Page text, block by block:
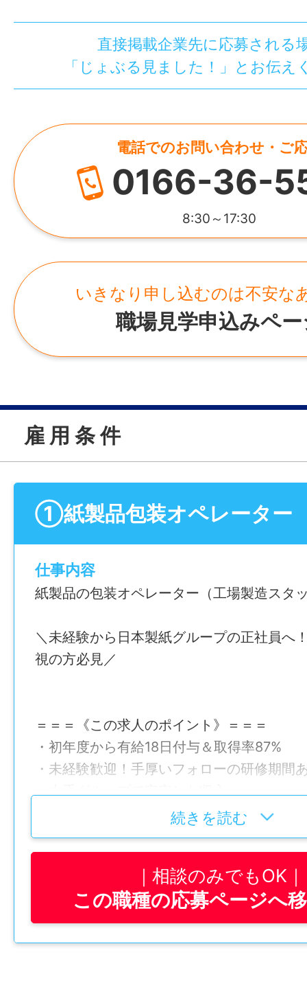
直接掲載企業先に応募される
「じょぶる見ました！」とお伝え
電話でのお問い合わせ・ご
0166-36-
8:30～17:30
いきなり申し込むのは不安な
職場見学申込みペ
雇 用 条 件
①紙製品包装オペレーター
仕事内容
紙製品の包装オペレーター（工場製造スタ
＼未経験から日本製紙グループの正社員へ
視の方必見／
＝＝＝《この求人のポイント》＝＝＝
・初年度から有給18日付与＆取得率87%
・未経験歓迎！手厚いフォローの研修期間
・大手グループで安定した収入
・賞与でしっかり還元
・旭川勤務で転勤なし
・選考は「面接1回＋同日の筆記試験」のみ
＝＝＝＝＝＝＝＝＝＝＝＝＝＝＝＝＝
【会社について】
続きを読む
相談のみでもOK
この職種の応募ページへ